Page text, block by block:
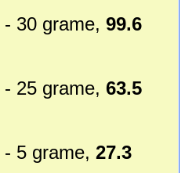
- 30 grame,99.6
- 25 grame,63.5
- 5 grame,27.3